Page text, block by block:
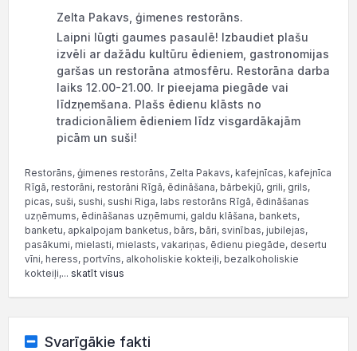
Zelta Pakavs, ģimenes restorāns.
Laipni lūgti gaumes pasaulē! Izbaudiet plašu
izvēli ar dažādu kultūru ēdieniem, gastronomijas
garšas un restorāna atmosfēru. Restorāna darba
laiks 12.00-21.00. Ir pieejama piegāde vai
līdzņemšana. Plašs ēdienu klāsts no
tradicionāliem ēdieniem līdz visgardākajām
picām un suši!
Restorāns, ģimenes restorāns, Zelta Pakavs, kafejnīcas, kafejnīca
Rīgā, restorāni, restorāni Rīgā, ēdināšana, bārbekjū, grili, grils,
picas, suši, sushi, sushi Riga, labs restorāns Rīgā, ēdināšanas
uzņēmums, ēdināšanas uzņēmumi, galdu klāšana, bankets,
banketu, apkalpojam banketus, bārs, bāri, svinības, jubilejas,
pasākumi, mielasti, mielasts, vakariņas, ēdienu piegāde, desertu
vīni, heress, portvīns, alkoholiskie kokteiļi, bezalkoholiskie
kokteiļi,... skatīt visus
Svarīgākie fakti